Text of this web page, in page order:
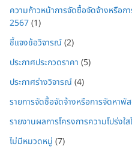
ความก้าวหน้าการจัดซื้อจัดจ้างหรือ
2567(1)
ชี้แจงข้อวิจารณ์(2)
ประกาศประกวดราคา (5)
ประกาศร่างวิจารณ์(4)
รายการจัดซื้อจัดจ้างหรือการจัดหา
รายงานผลการโครงการความโปร่งใ
ไม่มีหมวดหมู่ (7)